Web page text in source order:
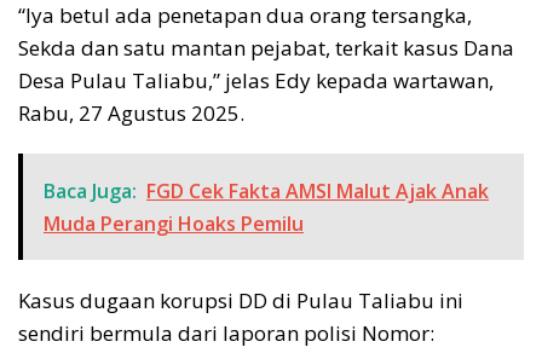
“Iya betul ada penetapan dua orang tersangka,
Sekda dan satu mantan pejabat, terkait kasus Dana
Desa Pulau Taliabu,” jelas Edy kepada wartawan,
Rabu, 27 Agustus 2025.
Baca Juga: FGD Cek Fakta AMSI Malut Ajak Anak
Muda Perangi Hoaks Pemilu
Kasus dugaan korupsi DD di Pulau Taliabu ini
sendiri bermula dari laporan polisi Nomor: